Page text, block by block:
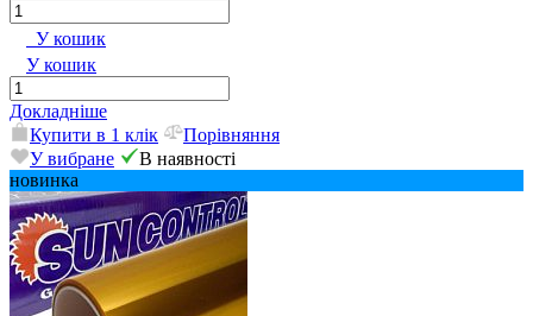
У кошик
У кошик
Докладніше
Купити в 1 клік
Порівняння
У вибране
В наявності
новинка